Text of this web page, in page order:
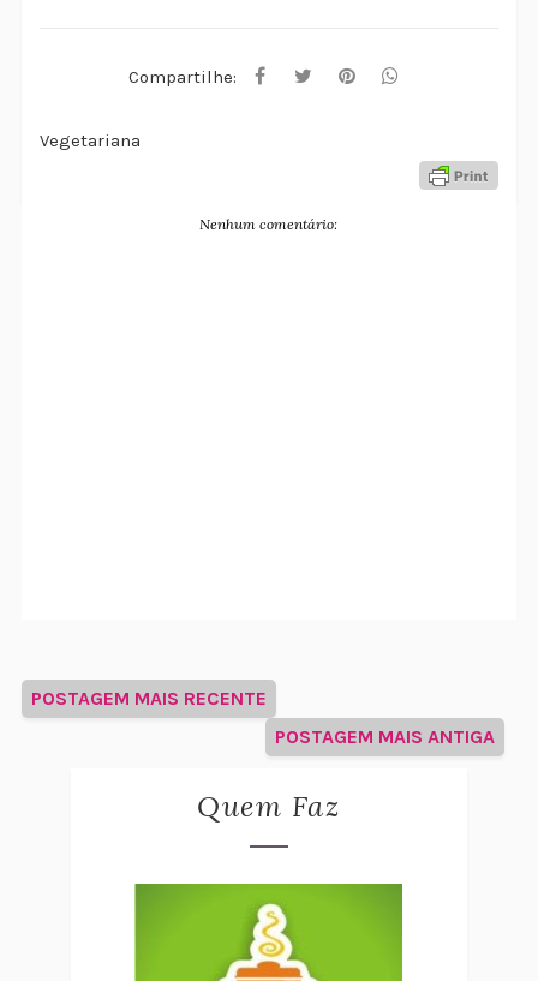
Compartilhe:
Vegetariana
Nenhum comentário:
POSTAGEM MAIS RECENTE
POSTAGEM MAIS ANTIGA
Quem Faz